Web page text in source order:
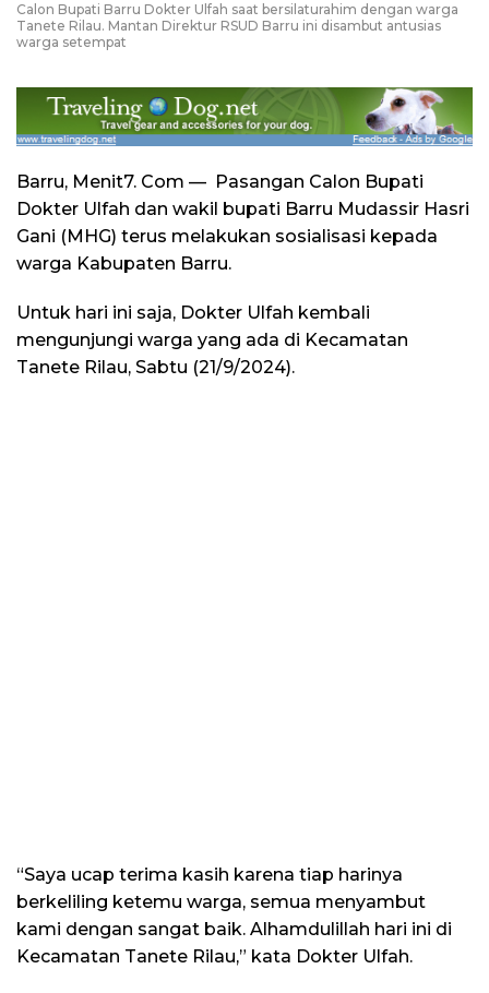
Calon Bupati Barru Dokter Ulfah saat bersilaturahim dengan warga
Tanete Rilau. Mantan Direktur RSUD Barru ini disambut antusias
warga setempat
Barru, Menit7. Com — Pasangan Calon Bupati
Dokter Ulfah dan wakil bupati Barru Mudassir Hasri
Gani (MHG) terus melakukan sosialisasi kepada
warga Kabupaten Barru.
Untuk hari ini saja, Dokter Ulfah kembali
mengunjungi warga yang ada di Kecamatan
Tanete Rilau, Sabtu (21/9/2024).
“Saya ucap terima kasih karena tiap harinya
berkeliling ketemu warga, semua menyambut
kami dengan sangat baik. Alhamdulillah hari ini di
Kecamatan Tanete Rilau,” kata Dokter Ulfah.